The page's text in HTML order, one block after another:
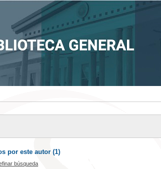
por este autor (1)
búsqueda